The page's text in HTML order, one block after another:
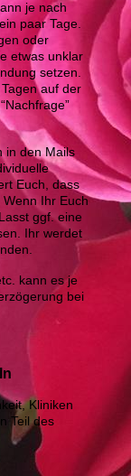
je nach
paar Tage.
oder
etwas unklar
setzen.
auf der
in den Mails
Euch, dass
Ihr Euch
ggf. eine
Ihr werdet
kann es je
bei
Kliniken
Teil des